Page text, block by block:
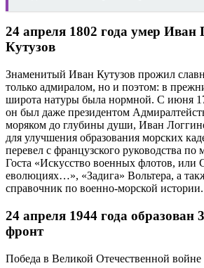
24 апреля 1802 года умер Иван
Кутузов
Знаменитый Иван Кутузов прожил
только адмиралом, но и поэтом: в
широта натуры была нормной. С июня
он был даже президентом
моряком до глубины души, Иван
для улучшения образования морских
перевел с французского руководства по
Госта «Искусство военных флотов, или
еволюциях…», «Задига» Вольтера, а
справочник по военно-морской истории.
24 апреля 1944 года образован
фронт
Победа в Великой Отечественной войне